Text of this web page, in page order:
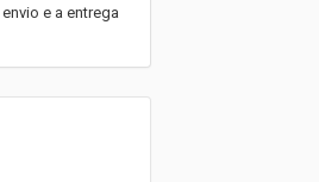
e a entrega